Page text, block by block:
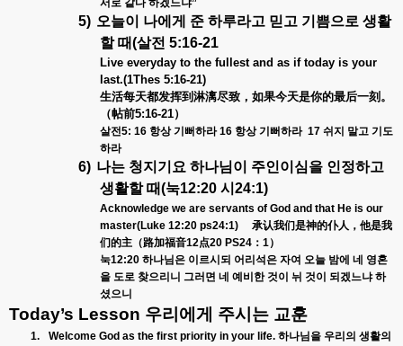
서로 같다 하겠느냐”
5) 오늘이 나에게 준 하루라고 믿고 기쁨으로 생활
할 때(살전 5:16-21
Live everyday to the fullest and as if today is your
last.(1Thes 5:16-21)
生活每天都发挥到淋漓尽致，如果今天是你的最后一刻。
（帖前5:16-21）
살전5: 16 항상 기뻐하라16 항상 기뻐하라 17쉬지 말고 기도
하라
6) 나는 청지기요 하나님이 주인이심을 인정하고
생활할 때(눅12:20시24:1)
Acknowledge we are servants of God and that He is our
master(Luke 12:20 ps24:1)
承认我们是神的仆人，他是我
们的主（路加福音12点20 PS24 ：1）
눅12:20하나님은 이르시되 어리석은 자여 오늘 밤에 네 영혼
을 도로 찾으리니 그러면 네 예비한 것이 뉘 것이 되겠느냐 하
셨으니
Today’s Lesson 우리에게 주시는 교훈
1. Welcome God as the first priority in your life. 하나님을 우리의 생활의